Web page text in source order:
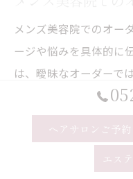
メンズ美容院でのオー
ージや悩みを具体的に
は、曖昧なオーダーで
らです。実例として、
「前髪は短め」「耳周
と効果的です。また、
ーの有無を確認するな
ヘアサロンご予約
エス